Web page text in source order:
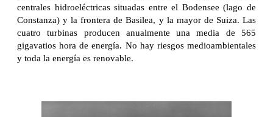
centrales hidroeléctricas situadas entre el Bodensee (lago de
Constanza) y la frontera de Basilea, y la mayor de Suiza. Las
cuatro turbinas producen anualmente una media de 565
gigavatios hora de energía. No hay riesgos medioambientales
y toda la energía es renovable.